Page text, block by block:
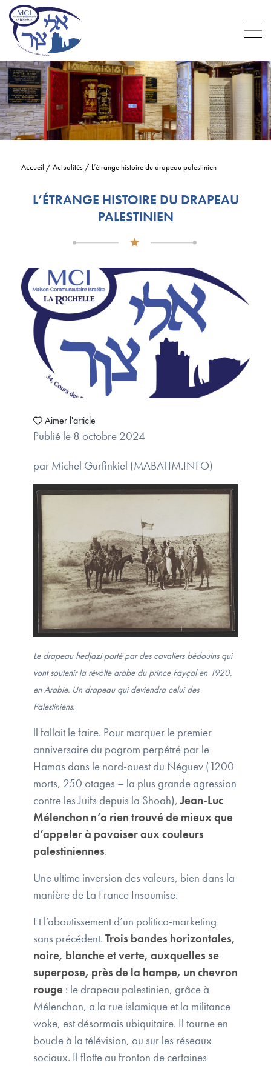
Accueil /Actualités / L’étrange histoire du drapeau palestinien
L’ÉTRANGE HISTOIRE DU DRAPEAU
PALESTINIEN
Aimer l'article
Publié le 8 octobre 2024
par Michel Gurfinkiel (MABATIM.INFO)
Le drapeau hedjazi porté par des cavaliers bédouins qui
vont soutenir la révolte arabe du prince Fayçal en 1920,
en Arabie. Un drapeau qui deviendra celui des
Palestiniens.
ll fallait le faire. Pour marquer le premier
anniversaire du pogrom perpétré par le
Hamas dans le nord-ouest du Néguev (1200
morts, 250 otages – la plus grande agression
contre les Juifs depuis la Shoah),Jean-Luc
Mélenchon n’a rien trouvé de mieux que
d’appeler à pavoiser aux couleurs
palestiniennes.
Une ultime inversion des valeurs, bien dans la
manière de La France Insoumise.
Et l’aboutissement d’un politico-marketing
sans précédent. Trois bandes horizontales,
noire, blanche et verte, auxquelles se
superpose, près de la hampe, un chevron
rouge : le drapeau palestinien, grâce à
Mélenchon, a la rue islamique et la militance
woke, est désormais ubiquitaire. Il tourne en
boucle à la télévision, ou sur les réseaux
sociaux. Il flotte au fronton de certaines